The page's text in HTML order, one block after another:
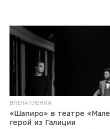
ВПЕЧАТЛЕНИЯ
«Шапиро» в театре
герой из Галиции